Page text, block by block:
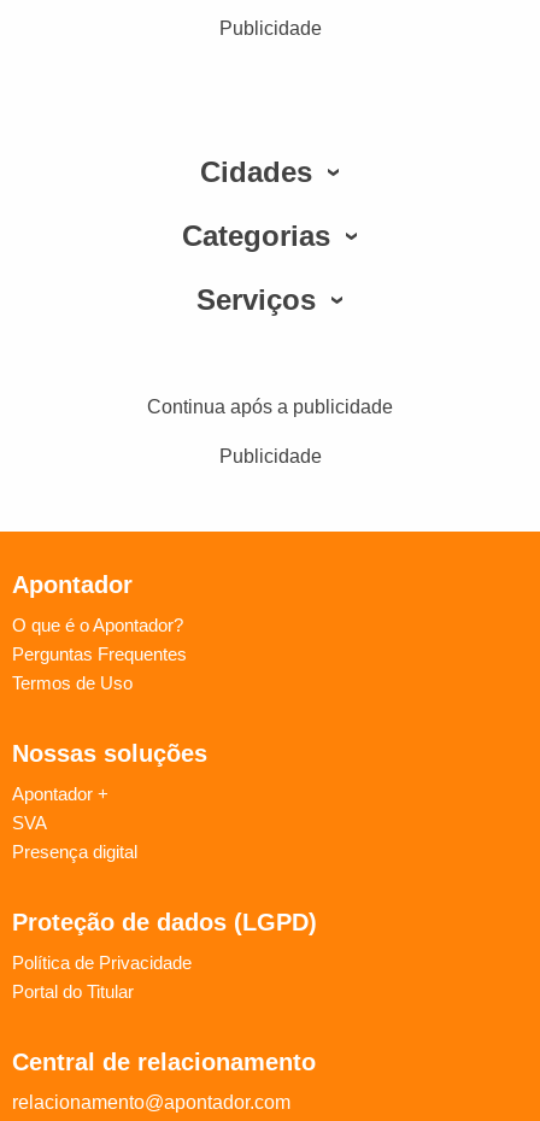
Publicidade
Cidades
Categorias
Serviços
Continua após a publicidade
Publicidade
Apontador
O que é o Apontador?
Perguntas Frequentes
Termos de Uso
Nossas soluções
Apontador +
SVA
Presença digital
Proteção de dados (LGPD)
Política de Privacidade
Portal do Titular
Central de relacionamento
relacionamento@apontador.com